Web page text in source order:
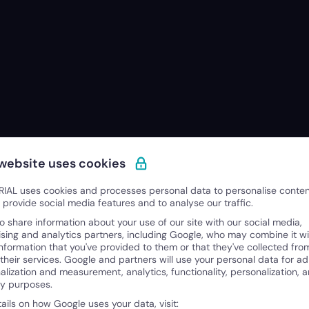
potenciar a sua equipa como Nuria
fortalecer a liderança e promover uma cultura de
clareza financeira e potencie toda a sua
Saber mais →
uses cookies
uses cookies and processes personal data to personalise
provide social media features and to analyse our traffic.
share information about your use of our site with our social media,
and analytics partners, including Google, who may combine it
that you've provided to them or that they've collected
services. Google and partners will use your personal data for ad
and measurement, analytics, functionality, personalization,
purposes.
on how Google uses your data, visit: